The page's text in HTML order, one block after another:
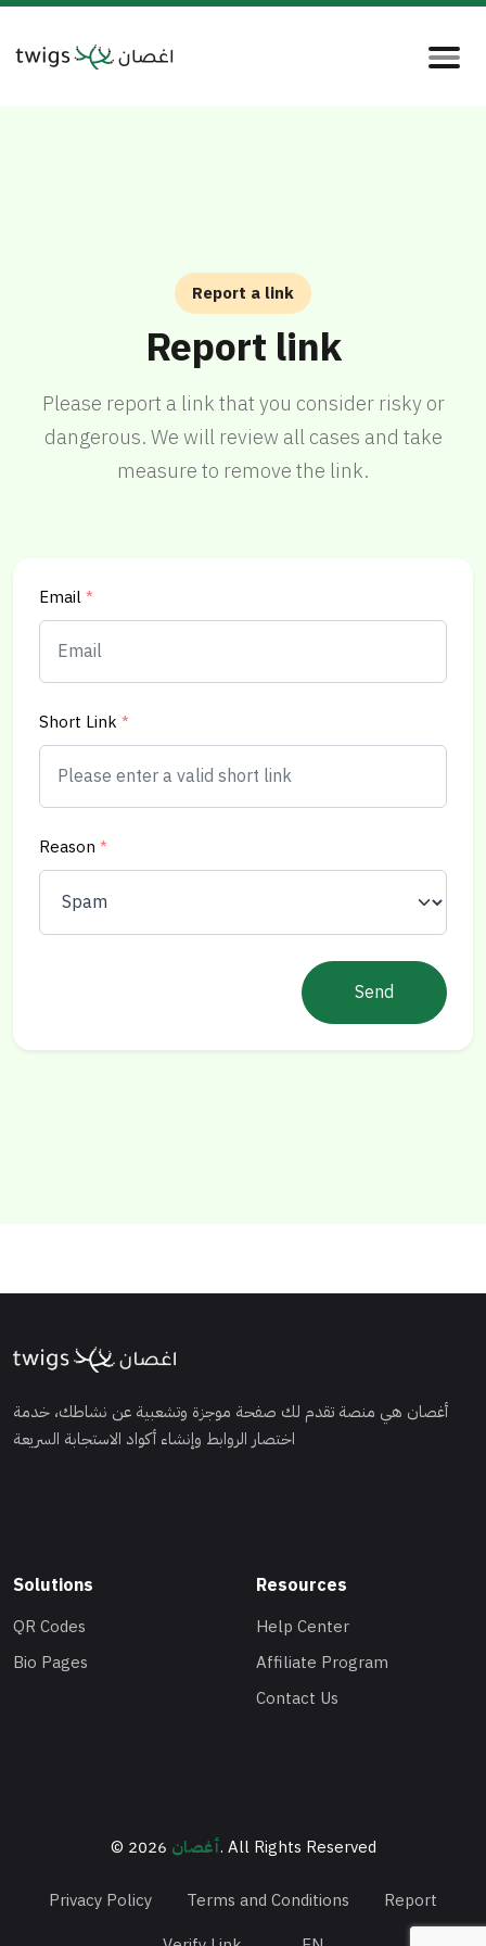
Report a link
Report link
Please report a link that you consider risky or
dangerous. We will review all cases and take
measure to remove the link.
Email*
Short Link *
Reason *
Send
أغصان هي منصة تقدم لك صفحة موجزة وتشعبية عن نشاطك، خدمة
اختصار الروابط وإنشاء أكواد الاستجابة السريعة
Solutions
QR Codes
Bio Pages
Resources
Help Center
Affiliate Program
Contact Us
© 2026 أغصان. All Rights Reserved
Privacy Policy Terms and Conditions
Report